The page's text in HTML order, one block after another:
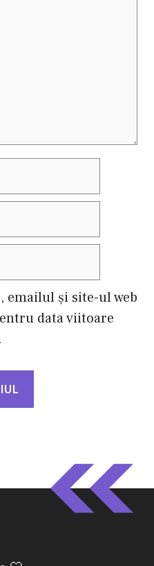
emailul și site-ul web
data viitoare